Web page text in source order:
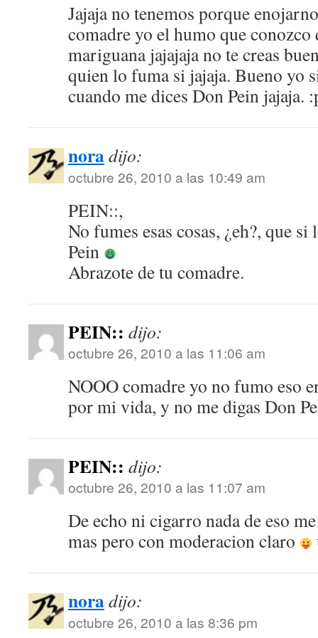
Jajaja no tenemos porque
comadre yo el humo que conozco
mariguana jajajaja no te creas
quien lo fuma si jajaja. Bueno yo
cuando me dices Don Pein jajaja.
noradijo:
octubre 26, 2010 a las 10:49 am
PEIN::,
No fumes esas cosas, ¿eh?, que
Pein
Abrazote de tu comadre.
PEIN:: dijo:
octubre 26, 2010 a las 11:06 am
NOOO comadre yo no fumo eso
por mi vida, y no me digas Don
PEIN:: dijo:
octubre 26, 2010 a las 11:07 am
De echo ni cigarro nada de eso
mas pero con moderacion claro
noradijo:
octubre 26, 2010 a las 8:36 pm